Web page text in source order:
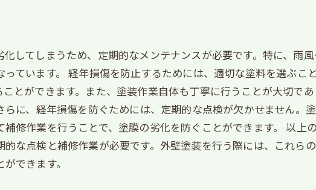
してしまうため、定期的なメンテナンスが必要です。特に、雨
ています。 経年損傷を防止するためには、適切な塗料を選ぶこ
とができます。また、塗装作業自体も丁寧に行うことが大切で
らに、経年損傷を防ぐためには、定期的な点検が欠かせません。
修作業を行うことで、塗膜の劣化を防ぐことができます。 以上
な点検と補修作業が必要です。外壁塗装を行う際には、これら
できます。